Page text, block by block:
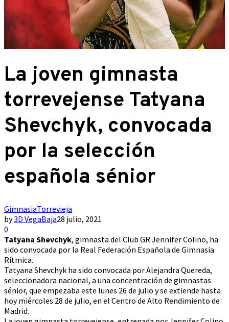
La joven gimnasta
torrevejense Tatyana
Shevchyk, convocada
por la selección
española sénior
GimnasiaTorrevieja
by3D VegaBaja28 julio, 2021
0
Tatyana Shevchyk, gimnasta del Club GR Jennifer Colino, ha
sido convocada por la Real Federación Española de Gimnasia
Rítmica.
Tatyana Shevchyk ha sido convocada por Alejandra Quereda,
seleccionadora nacional, a una concentración de gimnastas
sénior, que empezaba este lunes 26 de julio y se extiende hasta
hoy miércoles 28 de julio, en el Centro de Alto Rendimiento de
Madrid.